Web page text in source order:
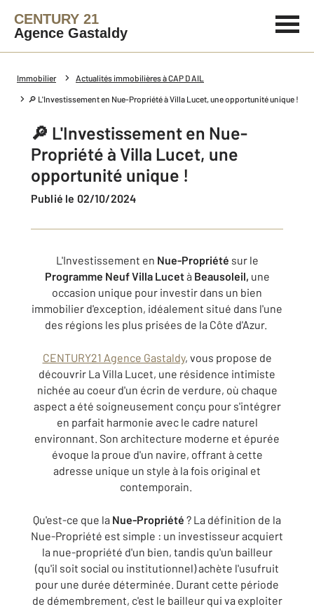
CENTURY 21
Agence Gastaldy
Immobilier Actualités immobilières à CAP D AIL
🔎 L'Investissement en Nue-Propriété à Villa Lucet, une opportunité unique !
🔎 L'Investissement en Nue-
Propriété à Villa Lucet, une
opportunité unique !
Publié le 02/10/2024
L'Investissement en Nue-Propriété sur le
Programme Neuf Villa Lucetà Beausoleil, une
occasion unique pour investir dans un bien
immobilier d'exception, idéalement situé dans l'une
des régions les plus prisées de la Côte d'Azur.
CENTURY21 Agence Gastaldy, vous propose de
découvrir La Villa Lucet, une résidence intimiste
nichée au coeur d'un écrin de verdure, où chaque
aspect a été soigneusement conçu pour s'intégrer
en parfait harmonie avec le cadre naturel
environnant. Son architecture moderne et épurée
évoque la proue d'un navire, offrant à cette
adresse unique un style à la fois original et
contemporain.
Qu'est-ce que la Nue-Propriété ? La définition de la
Nue-Propriété est simple : un investisseur acquiert
la nue-propriété d'un bien, tandis qu'un bailleur
(qu'il soit social ou institutionnel) achète l'usufruit
pour une durée déterminée. Durant cette période
de démembrement, c'est le bailleur qui va exploiter